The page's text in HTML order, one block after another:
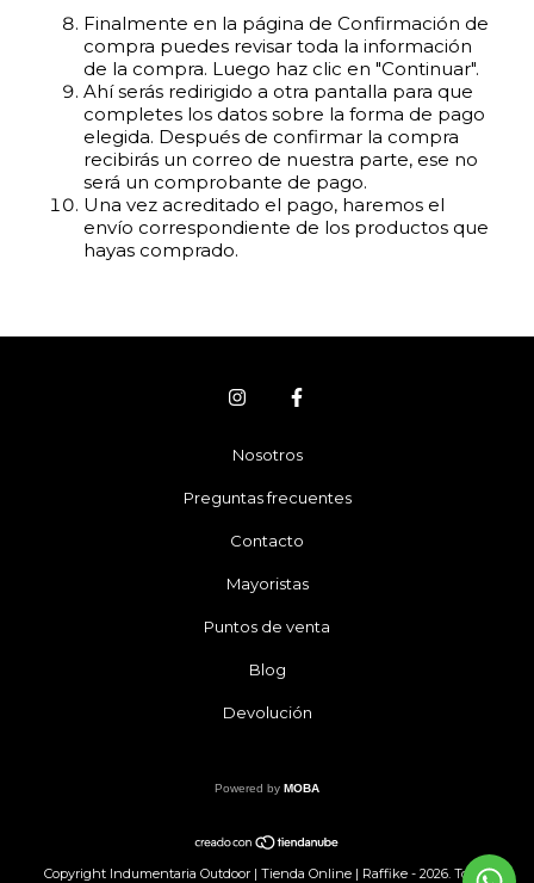
Finalmente en la página de Confirmación de
compra puedes revisar toda la información
de la compra. Luego haz clic en "Continuar".
Ahí serás redirigido a otra pantalla para que
completes los datos sobre la forma de pago
elegida. Después de confirmar la compra
recibirás un correo de nuestra parte, ese no
será un comprobante de pago.
Una vez acreditado el pago, haremos el
envío correspondiente de los productos que
hayas comprado.
Nosotros
Preguntas frecuentes
Contacto
Mayoristas
Puntos de venta
Blog
Devolución
Powered by MOBA
Copyright Indumentaria Outdoor | Tienda Online | Raffike - 2026. Todos